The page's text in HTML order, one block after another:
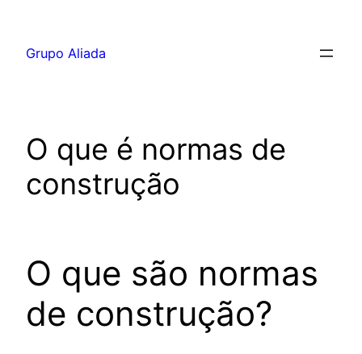
Grupo Aliada
O que é normas de
construção
O que são normas
de construção?